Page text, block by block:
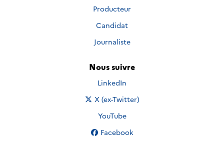
Producteur
Candidat
Journaliste
Nous suivre
Nous suivre sur
LinkedIn
Nous suivre sur
X (ex-Twitter)
Nous suivre sur
YouTube
Nous suivre sur
Facebook